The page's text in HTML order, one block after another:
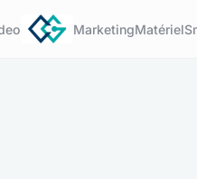
MarketingMatériel